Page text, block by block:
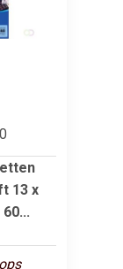
13 x